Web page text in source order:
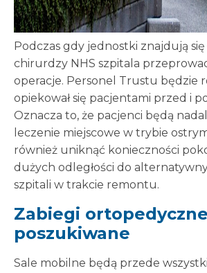
Podczas gdy jednostki znajdują
chirurdzy NHS szpitala
operacje. Personel Trustu będzie
opiekował się pacjentami przed i
Oznacza to, że pacjenci będą
leczenie miejscowe w trybie
również uniknąć konieczności
dużych odległości do
szpitali w trakcie remontu.
Zabiegi ortopedyczne
poszukiwane
Sale mobilne będą przede